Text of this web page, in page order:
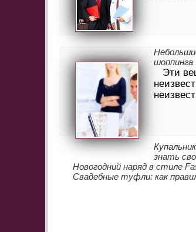
шоппинга
Эти
знать
Новогодний наряд в стиле
Свадебные туфли: как